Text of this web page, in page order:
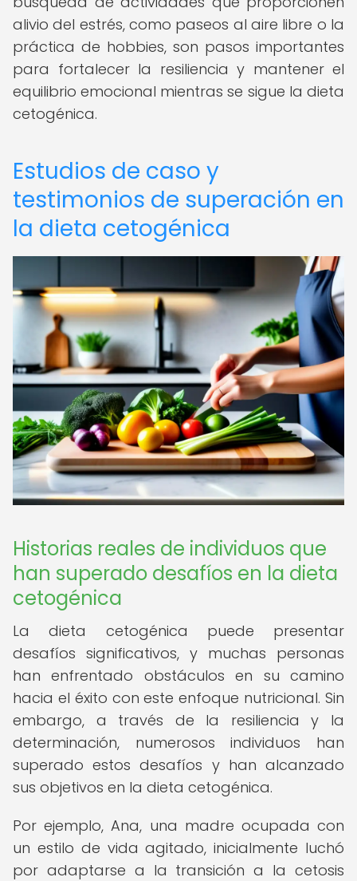
alivio del estrés, como paseos al aire libre o la
práctica de hobbies, son pasos importantes
para fortalecer la resiliencia y mantener el
equilibrio emocional mientras se sigue la dieta
cetogénica.
Estudios de caso y
testimonios de superación en
la dieta cetogénica
Historias reales de individuos que
han superado desafíos en la dieta
cetogénica
La dieta cetogénica puede presentar
desafíos significativos, y muchas personas
han enfrentado obstáculos en su camino
hacia el éxito con este enfoque nutricional. Sin
embargo, a través de la resiliencia y la
determinación, numerosos individuos han
superado estos desafíos y han alcanzado
sus objetivos en la dieta cetogénica.
Por ejemplo, Ana, una madre ocupada con
un estilo de vida agitado, inicialmente luchó
por adaptarse a la transición a la cetosis